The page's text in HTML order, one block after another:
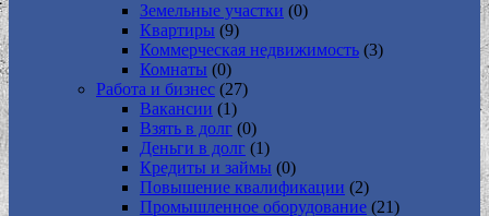
Земельные участки (0)
Квартиры (9)
Коммерческая недвижимость (3)
Комнаты (0)
Работа и бизнес (27)
Вакансии (1)
Взять в долг (0)
Деньги в долг (1)
Кредиты и займы (0)
Повышение квалификации (2)
Промышленное оборудование (21)